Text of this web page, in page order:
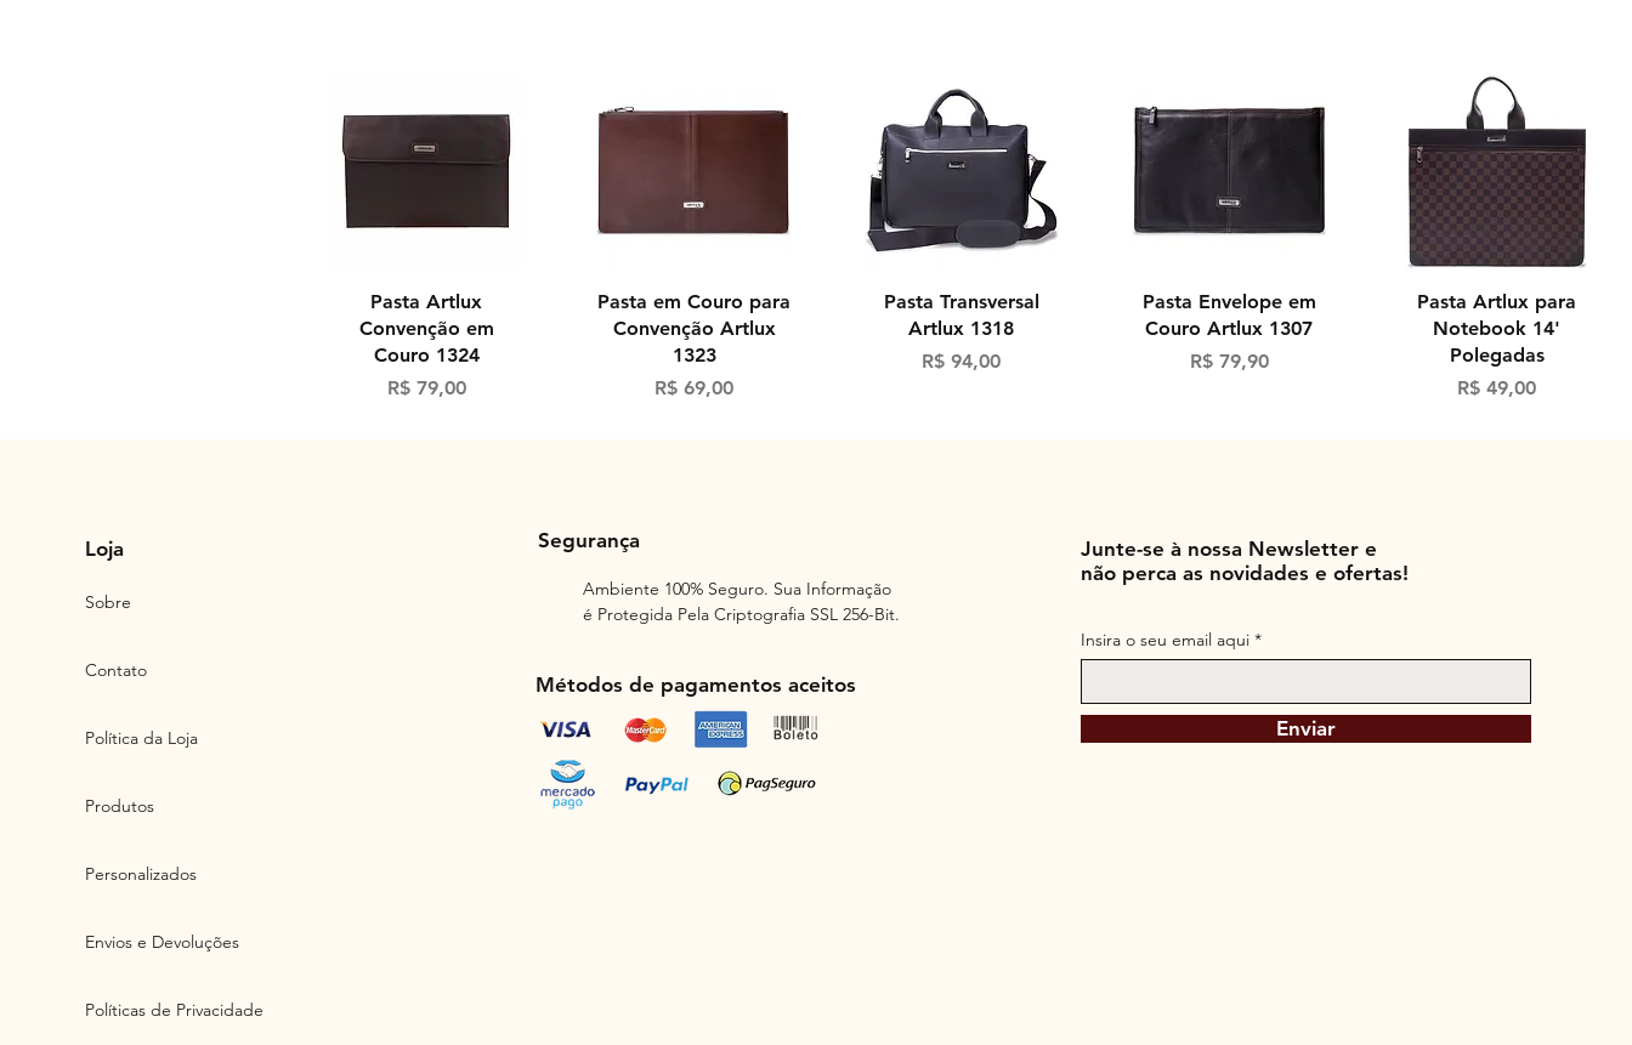
Visualização rápida
Pasta Artlux
Convenção em
Couro 1324
Preço
R$ 79,00
Visualização rápida
Pasta em Couro para
Convenção Artlux
1323
Preço
R$ 69,00
Visualização rápida
Pasta Transversal
Artlux 1318
Preço
R$ 94,00
Visualização rápida
Pasta Envelope em
Couro Artlux 1307
Preço
R$ 79,90
Visualização rápida
Pasta Artlux para
Notebook 14'
Polegadas
Preço
R$ 49,00
Loja
Sobre
Contato
Política da Loja
Produtos
Personalizados
Envios e Devoluções
Políticas de Privacidade
Segurança
Ambiente 100% Seguro. Sua Informação
é Protegida Pela Criptografia SSL 256-Bit.
Métodos de pagamentos aceitos
Junte-se à nossa Newsletter e
não perca as novidades e ofertas!
Insira o seu email aqui
Enviar